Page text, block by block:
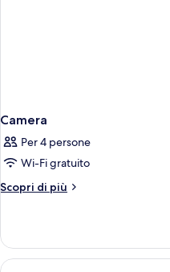
Camera
Per 4 persone
Wi-Fi gratuito
Scopri di più
Altri